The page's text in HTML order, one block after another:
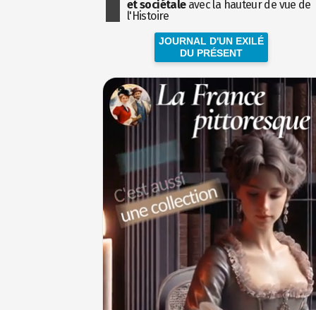
et sociétaleavec la hauteur de vue de
l'Histoire
JOURNAL D'UN EXILÉ
DU PRÉSENT